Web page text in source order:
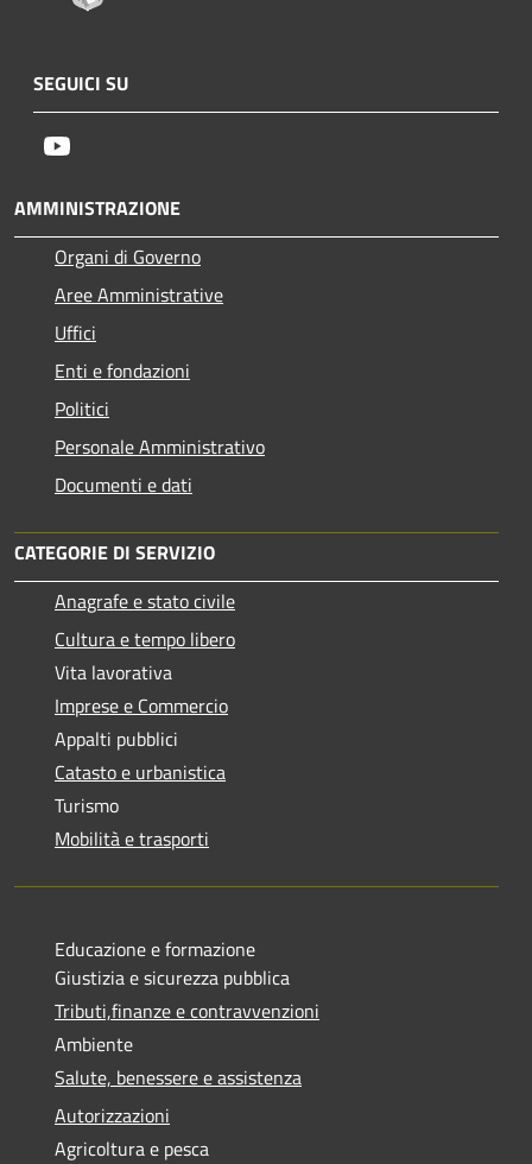
SEGUICI SU
AMMINISTRAZIONE
Organi di Governo
Aree Amministrative
Uffici
Enti e fondazioni
Politici
Personale Amministrativo
Documenti e dati
CATEGORIE DI SERVIZIO
Anagrafe e stato civile
Cultura e tempo libero
Vita lavorativa
Imprese e Commercio
Appalti pubblici
Catasto e urbanistica
Turismo
Mobilità e trasporti
Educazione e formazione
Giustizia e sicurezza pubblica
Tributi,finanze e contravvenzioni
Ambiente
Salute, benessere e assistenza
Autorizzazioni
Agricoltura e pesca